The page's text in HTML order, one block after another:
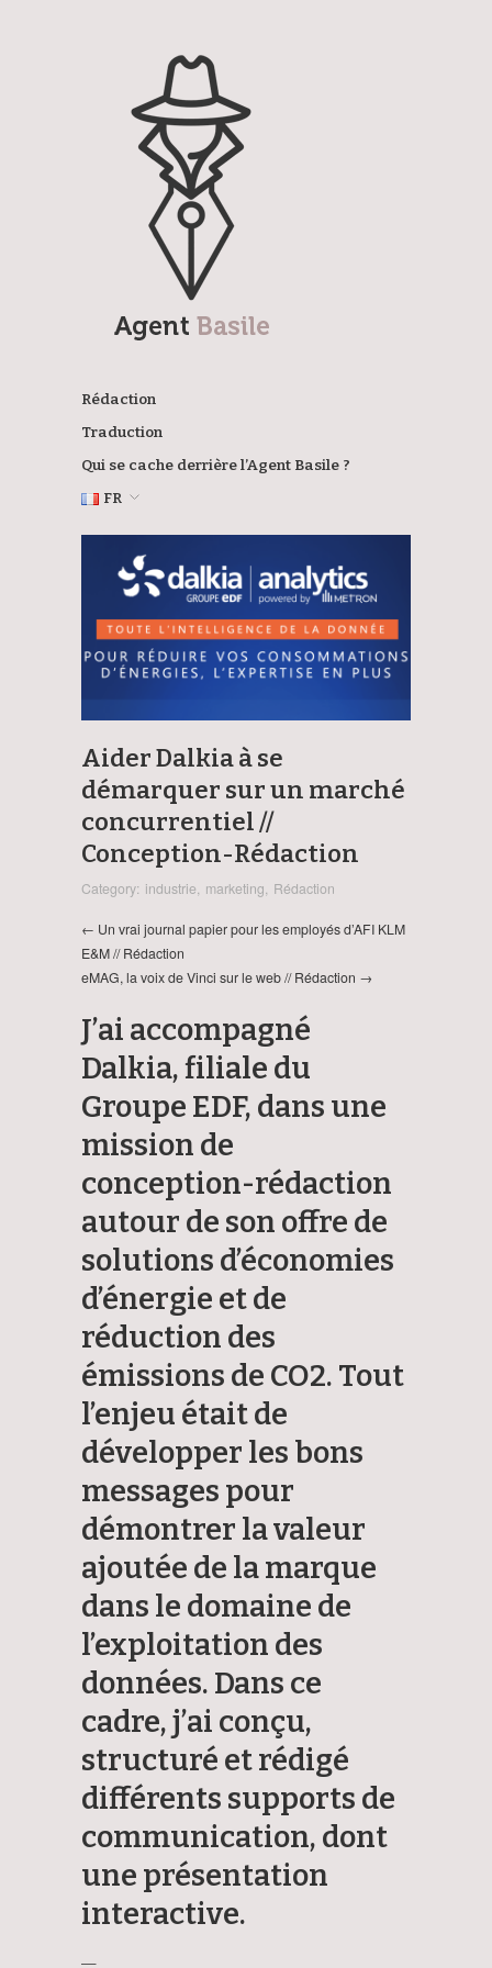
Agent Basile
Rédaction
Traduction
Qui se cache derrière l’Agent Basile ?
FR
Aider Dalkia à se
démarquer sur un marché
concurrentiel //
Conception-Rédaction
Category: industrie marketing Rédaction
← Un vrai journal papier pour les employés d’AFI KLM
E&M // Rédaction
eMAG, la voix de Vinci sur le web // Rédaction →
J’ai accompagné
Dalkia, filiale du
Groupe EDF, dans une
mission de
conception-rédaction
autour de son offre de
solutions d’économies
d’énergie et de
réduction des
émissions de CO2. Tout
l’enjeu était de
développer les bons
messages pour
démontrer la valeur
ajoutée de la marque
dans le domaine de
l’exploitation des
données. Dans ce
cadre, j’ai conçu,
structuré et rédigé
différents supports de
communication, dont
une présentation
interactive.
—